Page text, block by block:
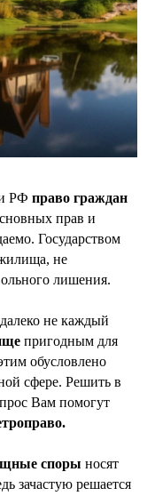
РФ право граждан
прав и
Государством
не
лишения.
не каждый
пригодным для
обусловлено
сфере. Решить в
Вам помогут
споры носят
зачастую решается